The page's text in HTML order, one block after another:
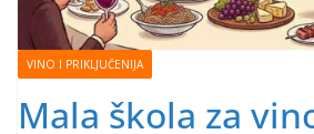
VINO I PRIKLJUČENIJA
Mala škola za